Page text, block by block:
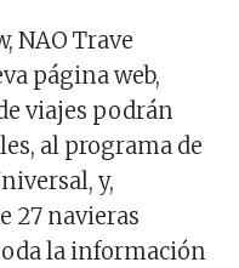
NAO Trave
página web,
viajes podrán
al programa de
y,
27 navieras
la información